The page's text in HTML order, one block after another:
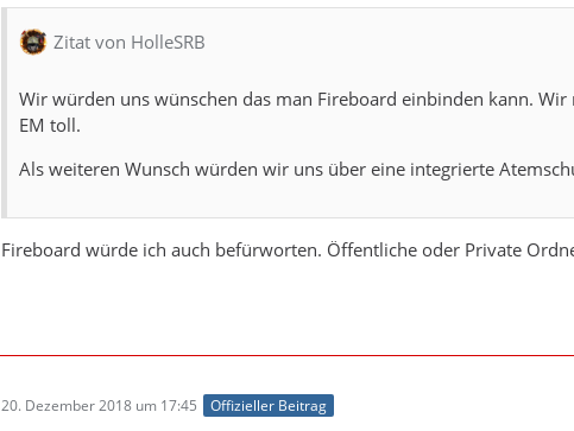
Zitat von HolleSRB
Wir würden uns wünschen das man Fireboard einbinden kann.
EM toll.
Als weiteren Wunsch würden wir uns über eine integrierte
Fireboard würde ich auch befürworten. Öffentliche oder Private
20. Dezember 2018 um 17:45 Offizieller Beitrag